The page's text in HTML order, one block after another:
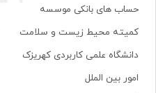
حساب های بانکی موسسه
کمیته محیط زیست و سلامت
دانشگاه علمی کاربردی کهریزک
امور بین الملل